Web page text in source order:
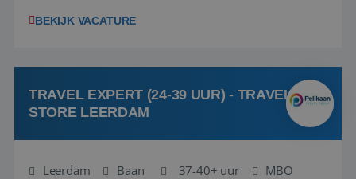
(onderdeel van Pelikaan Travel Group) zoeken we
team het reisbureau verder...
BEKIJK VACATURE
TRAVEL EXPERT (24-39 UUR) - TRAVEL
STORE LEERDAM
Leerdam Baan 37-40+ uur MBO